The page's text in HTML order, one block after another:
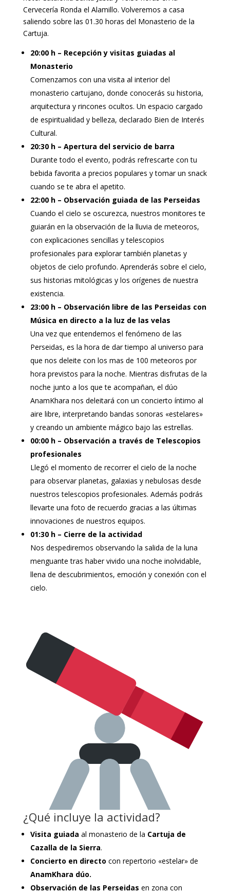
Cervecería Ronda el Alamillo. Volveremos a casa
saliendo sobre las 01.30 horas del Monasterio de la
Cartuja.
20:00 h – Recepción y visitas guiadas al
Monasterio
Comenzamos con una visita al interior del
monasterio cartujano, donde conocerás su historia,
arquitectura y rincones ocultos. Un espacio cargado
de espiritualidad y belleza, declarado Bien de Interés
Cultural.
20:30 h – Apertura del servicio de barra
Durante todo el evento, podrás refrescarte con tu
bebida favorita a precios populares y tomar un snack
cuando se te abra el apetito.
22:00 h – Observación guiada de las Perseidas
Cuando el cielo se oscurezca, nuestros monitores te
guiarán en la observación de la lluvia de meteoros,
con explicaciones sencillas y telescopios
profesionales para explorar también planetas y
objetos de cielo profundo. Aprenderás sobre el cielo,
sus historias mitológicas y los orígenes de nuestra
existencia.
23:00 h – Observación libre de las Perseidas con
Música en directo a la luz de las velas
Una vez que entendemos el fenómeno de las
Perseidas, es la hora de dar tiempo al universo para
que nos deleite con los mas de 100 meteoros por
hora previstos para la noche. Mientras disfrutas de la
noche junto a los que te acompañan, el dúo
AnamKhara nos deleitará con un concierto íntimo al
aire libre, interpretando bandas sonoras «estelares»
y creando un ambiente mágico bajo las estrellas.
00:00 h – Observación a través de Telescopios
profesionales
Llegó el momento de recorrer el cielo de la noche
para observar planetas, galaxias y nebulosas desde
nuestros telescopios profesionales. Además podrás
llevarte una foto de recuerdo gracias a las últimas
innovaciones de nuestros equipos.
01:30 h – Cierre de la actividad
Nos despediremos observando la salida de la luna
menguante tras haber vivido una noche inolvidable,
llena de descubrimientos, emoción y conexión con el
cielo.
¿Qué incluye la actividad?
Visita guiada al monasterio de la Cartuja de
Cazalla de la Sierra.
Concierto en directo con repertorio «estelar» de
AnamKhara dúo.
Observación de las Perseidas en zona con